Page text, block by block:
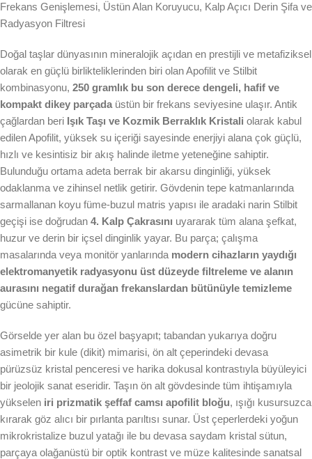
Frekans Genişlemesi, Üstün Alan Koruyucu, Kalp Açıcı Derin Şifa ve
Radyasyon Filtresi
Doğal taşlar dünyasının mineralojik açıdan en prestijli ve metafiziksel
olarak en güçlü birlikteliklerinden biri olan Apofilit ve Stilbit
kombinasyonu, 250 gramlık bu son derece dengeli, hafif ve
kompakt dikey parçada üstün bir frekans seviyesine ulaşır. Antik
çağlardan beri Işık Taşı ve Kozmik Berraklık Kristali olarak kabul
edilen Apofilit, yüksek su içeriği sayesinde enerjiyi alana çok güçlü,
hızlı ve kesintisiz bir akış halinde iletme yeteneğine sahiptir.
Bulunduğu ortama adeta berrak bir akarsu dinginliği, yüksek
odaklanma ve zihinsel netlik getirir. Gövdenin tepe katmanlarında
sarmallanan koyu füme-buzul matris yapısı ile aradaki narin Stilbit
geçişi ise doğrudan 4. Kalp Çakrasını uyararak tüm alana şefkat,
huzur ve derin bir içsel dinginlik yayar. Bu parça; çalışma
masalarında veya monitör yanlarında modern cihazların yaydığı
elektromanyetik radyasyonu üst düzeyde filtreleme ve alanın
aurasını negatif durağan frekanslardan bütünüyle temizleme
gücüne sahiptir.
Görselde yer alan bu özel başyapıt; tabandan yukarıya doğru
asimetrik bir kule (dikit) mimarisi, ön alt çeperindeki devasa
pürüzsüz kristal penceresi ve harika dokusal kontrastıyla büyüleyici
bir jeolojik sanat eseridir. Taşın ön alt gövdesinde tüm ihtişamıyla
yükselen iri prizmatik şeffaf camsı apofilit bloğu, ışığı kusursuzca
kırarak göz alıcı bir pırlanta parıltısı sunar. Üst çeperlerdeki yoğun
mikrokristalize buzul yatağı ile bu devasa saydam kristal sütun,
parçaya olağanüstü bir optik kontrast ve müze kalitesinde sanatsal